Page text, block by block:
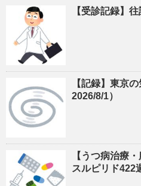
【受診記録】
【記録】東京
2026/8/1）
【うつ病治療
スルピリド422